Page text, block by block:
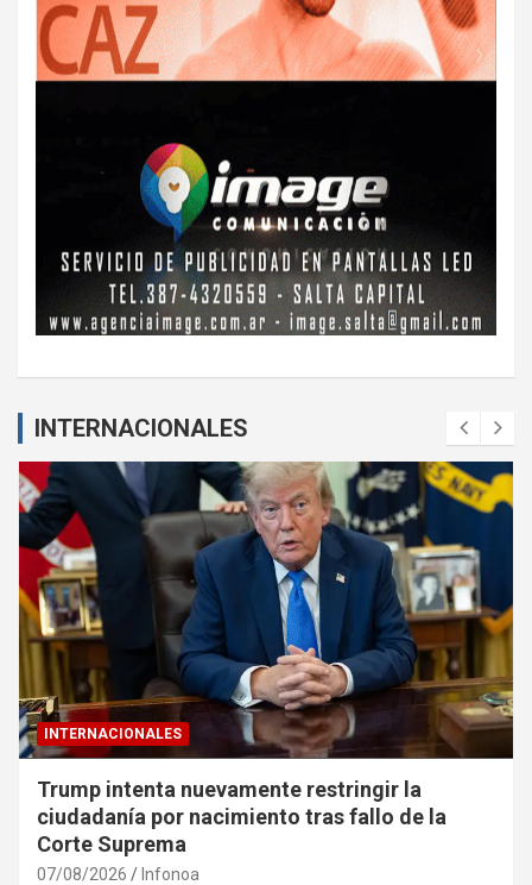
INTERNACIONALES
INTERNACIONALES
Trump intenta nuevamente restringir la
ciudadanía por nacimiento tras fallo de la
Corte Suprema
07/08/2026 Infonoa